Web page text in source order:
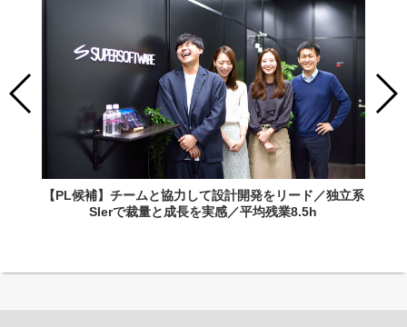
【PL候補】チームと協力して設計開発をリード／独立系
SIerで裁量と成長を実感／平均残業8.5h